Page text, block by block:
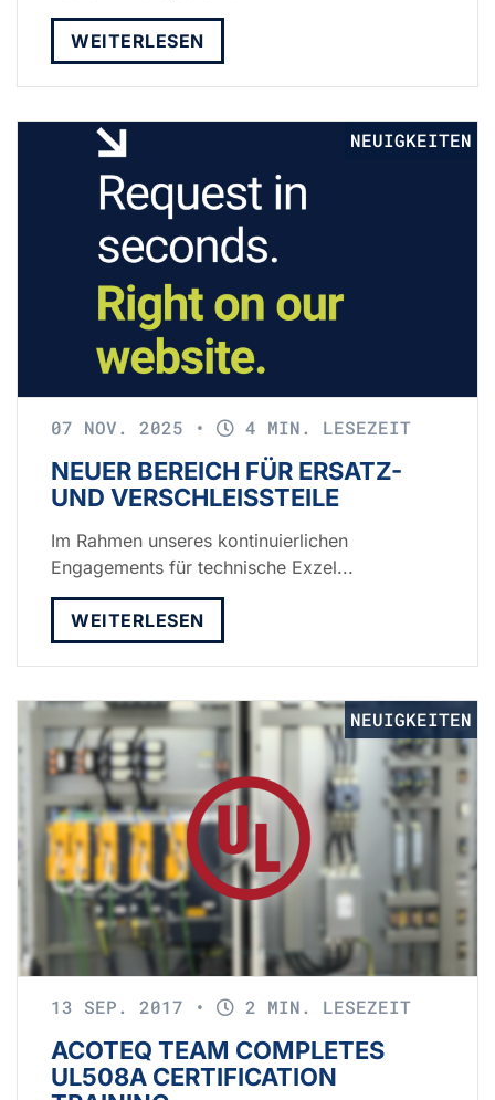
WEITERLESEN
NEUIGKEITEN
07 NOV. 2025 • 4 MIN. LESEZEIT
NEUER BEREICH FÜR ERSATZ-
UND VERSCHLEISSTEILE
Im Rahmen unseres kontinuierlichen
Engagements für technische Exzel...
WEITERLESEN
NEUIGKEITEN
13 SEP. 2017 • 2 MIN. LESEZEIT
ACOTEQ TEAM COMPLETES
UL508A CERTIFICATION